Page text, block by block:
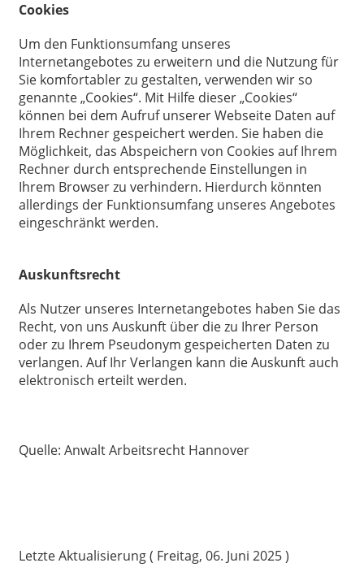
Cookies
Um den Funktionsumfang unseres
Internetangebotes zu erweitern und die Nutzung für
Sie komfortabler zu gestalten, verwenden wir so
genannte „Cookies“. Mit Hilfe dieser „Cookies“
können bei dem Aufruf unserer Webseite Daten auf
Ihrem Rechner gespeichert werden. Sie haben die
Möglichkeit, das Abspeichern von Cookies auf Ihrem
Rechner durch entsprechende Einstellungen in
Ihrem Browser zu verhindern. Hierdurch könnten
allerdings der Funktionsumfang unseres Angebotes
eingeschränkt werden.
Auskunftsrecht
Als Nutzer unseres Internetangebotes haben Sie das
Recht, von uns Auskunft über die zu Ihrer Person
oder zu Ihrem Pseudonym gespeicherten Daten zu
verlangen. Auf Ihr Verlangen kann die Auskunft auch
elektronisch erteilt werden.
Quelle: Anwalt Arbeitsrecht Hannover
Letzte Aktualisierung ( Freitag, 06. Juni 2025 )